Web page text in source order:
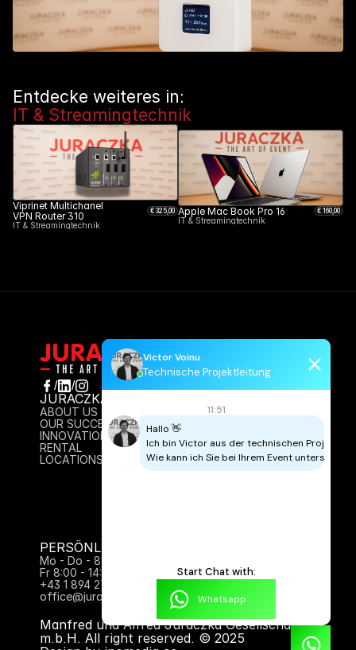
Entdecke weiteres in:
IT & Streamingtechnik
Viprinet Multichanel
VPN Router 310
€ 325,00
IT & Streamingtechnik
Apple Mac Book Pro 16 € 160,00
IT & Streamingtechnik
/ /
JURACZKA
ABOUT US
OUR SUCCESS
INNOVATION
RENTAL
LOCATIONS
IMPRESSUM
DATENSCHUTZ
CONTACT
PERSÖNLICH FÜR SIE DA:
Mo - Do - 8:00 - 17:00 Uhr
Fr 8:00 - 14:00
+43 1 894 27 61
office@juraczka.at
Manfred und Alfred Juraczka Gesellschaft
m.b.H. All right reserved. © 2025
Victor Voinu
Technische Projektleitung
11:51
Hallo 👋
Ich bin Victor aus der technischen
Wie kann ich Sie bei Ihrem Event
Start Chat with:
Whatsapp